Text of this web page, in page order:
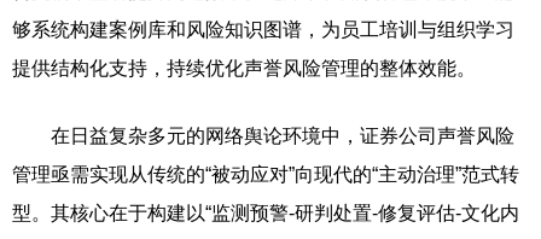
够系统构建案例库和风险知识图谱，为员工培训与组织学习
提供结构化支持，持续优化声誉风险管理的整体效能。
在日益复杂多元的网络舆论环境中，证券公司声誉风险
管理亟需实现从传统的“被动应对”向现代的“主动治理”范式转
型。其核心在于构建以“监测预警-研判处置-修复评估-文化内